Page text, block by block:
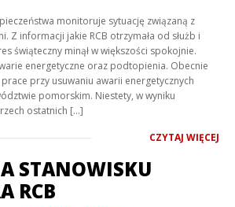
monitoruje sytuację związaną z
Z informacji jakie RCB otrzymała od służb i
świąteczny minął w większości spokojnie.
energetyczne oraz podtopienia. Obecnie
przy usuwaniu awarii energetycznych
pomorskim. Niestety, w wyniku
ostatnich […]
CZYTAJ WIĘCEJ
STANOWISKU
RCB